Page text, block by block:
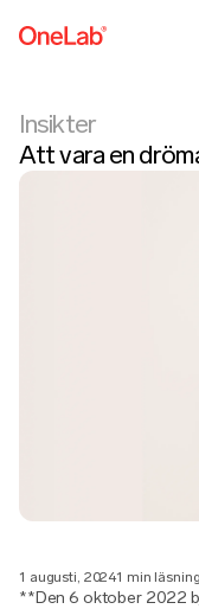
Insikter
Att vara en
1 augusti, 20241 min läsning
**Den 6 oktober 2022